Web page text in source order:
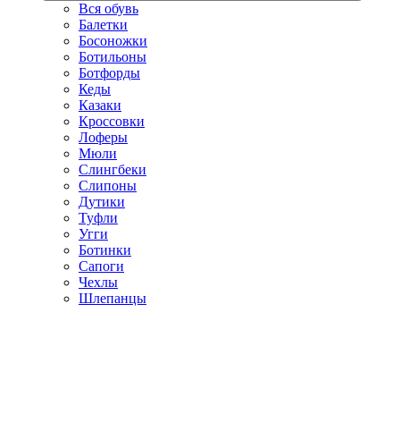
Вся обувь
Балетки
Босоножки
Ботильоны
Ботфорды
Кеды
Казаки
Кроссовки
Лоферы
Мюли
Слингбеки
Слипоны
Дутики
Туфли
Угги
Ботинки
Сапоги
Чехлы
Шлепанцы